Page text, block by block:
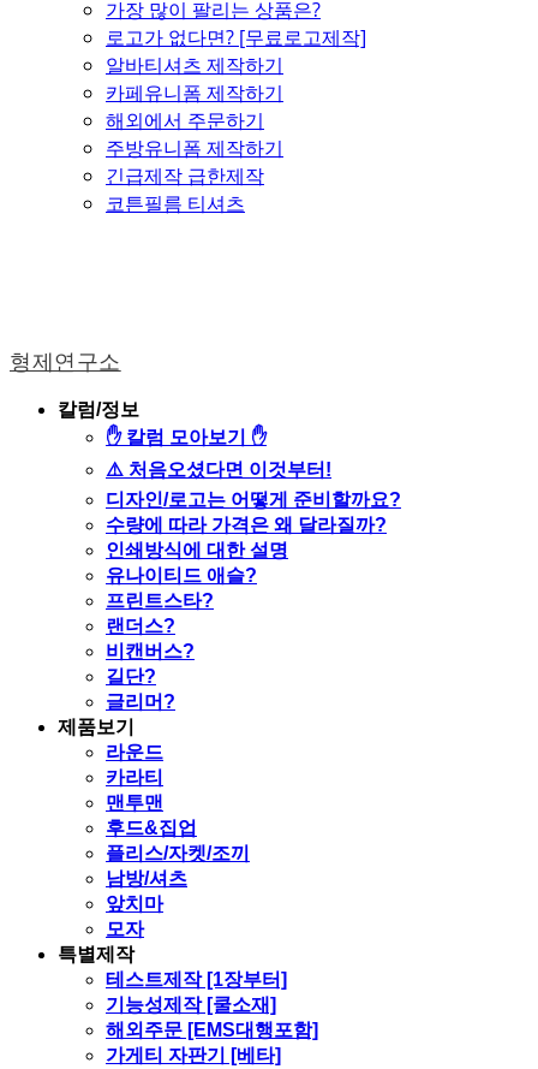
가장 많이 팔리는 상품은?
로고가 없다면? [무료로고제작]
알바티셔츠 제작하기
카페유니폼 제작하기
해외에서 주문하기
주방유니폼 제작하기
긴급제작 급한제작
코튼필름 티셔츠
형제연구소
칼럼/정보
✋ 칼럼 모아보기 ✋
⚠️ 처음오셨다면 이것부터!
디자인/로고는 어떻게 준비할까요?
수량에 따라 가격은 왜 달라질까?
인쇄방식에 대한 설명
유나이티드 애슬?
프린트스타?
랜더스?
비캔버스?
길단?
글리머?
제품보기
라운드
카라티
맨투맨
후드&집업
플리스/자켓/조끼
남방/셔츠
앞치마
모자
특별제작
테스트제작 [1장부터]
기능성제작 [쿨소재]
해외주문 [EMS대행포함]
가게티 자판기 [베타]